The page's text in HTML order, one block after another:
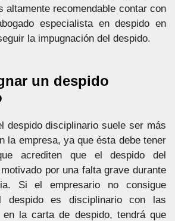
altamente recomendable contar con
especialista en despido en
la impugnación del despido.
un despido
despido disciplinario suele ser más
la empresa, ya que ésta debe tener
acrediten que el despido del
por una falta grave durante
Si el empresario no consigue
despido es disciplinario con las
en la carta de despido, tendrá que